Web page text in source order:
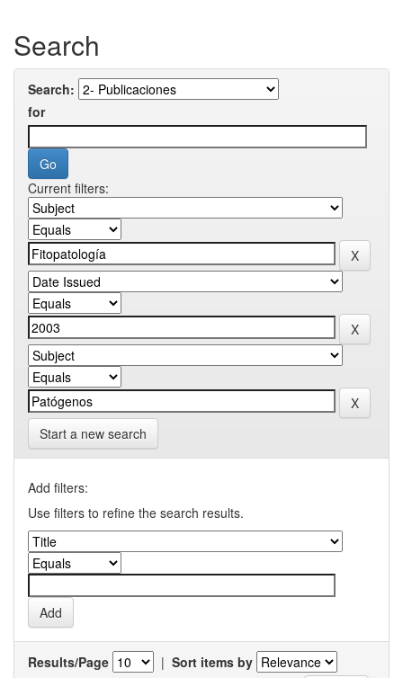
Search
Search:
for
Current filters:
Start a new search
Add filters:
Use filters to refine the search results.
Results/Page | Sort items by